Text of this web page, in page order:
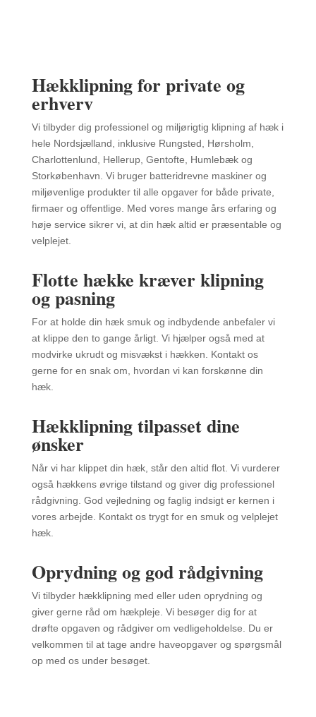
Hækklipning for private og
erhverv
Vi tilbyder dig professionel og miljørigtig klipning af hæk i
hele Nordsjælland, inklusive Rungsted, Hørsholm,
Charlottenlund, Hellerup, Gentofte, Humlebæk og
Storkøbenhavn. Vi bruger batteridrevne maskiner og
miljøvenlige produkter til alle opgaver for både private,
firmaer og offentlige. Med vores mange års erfaring og
høje service sikrer vi, at din hæk altid er præsentable og
velplejet.
Flotte hække kræver klipning
og pasning
For at holde din hæk smuk og indbydende anbefaler vi
at klippe den to gange årligt. Vi hjælper også med at
modvirke ukrudt og misvækst i hækken. Kontakt os
gerne for en snak om, hvordan vi kan forskønne din
hæk.
Hækklipning tilpasset dine
ønsker
Når vi har klippet din hæk, står den altid flot. Vi vurderer
også hækkens øvrige tilstand og giver dig professionel
rådgivning. God vejledning og faglig indsigt er kernen i
vores arbejde. Kontakt os trygt for en smuk og velplejet
hæk.
Oprydning og god rådgivning
Vi tilbyder hækklipning med eller uden oprydning og
giver gerne råd om hækpleje. Vi besøger dig for at
drøfte opgaven og rådgiver om vedligeholdelse. Du er
velkommen til at tage andre haveopgaver og spørgsmål
op med os under besøget.